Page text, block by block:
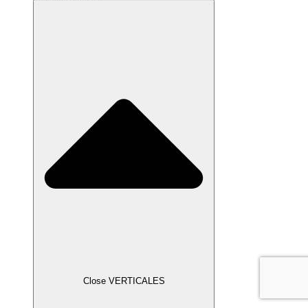
Close VERTICALES